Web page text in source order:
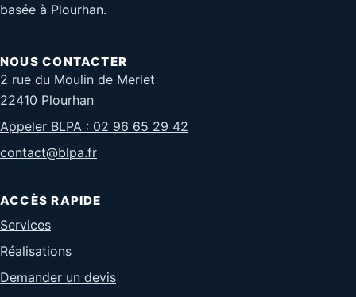
basée à Plourhan.
NOUS CONTACTER
2 rue du Moulin de Merlet
22410 Plourhan
Appeler BLPA : 02 96 65 29 42
contact@blpa.fr
ACCÈS RAPIDE
Services
Réalisations
Demander un devis